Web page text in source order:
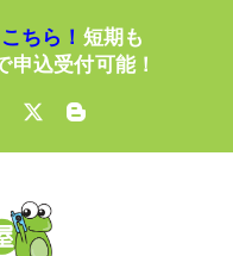
ちら！ 短期も
申込受付可能！
Facebook
X Blogger